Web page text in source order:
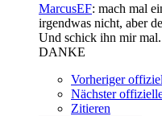
MarcusEF: mach mal
irgendwas nicht, aber
Und schick ihn mir mal.
DANKE
Vorheriger
Nächster
Zitieren